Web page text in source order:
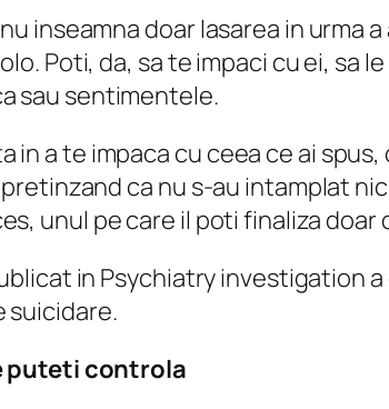
inseamna doar lasarea in urma
Poti, da, sa te impaci cu ei, sa
sau sentimentele.
a te impaca cu ceea ce ai
ca nu s-au intamplat
unul pe care il poti finaliza doar
in Psychiatry investigation
suicidare.
puteti controla